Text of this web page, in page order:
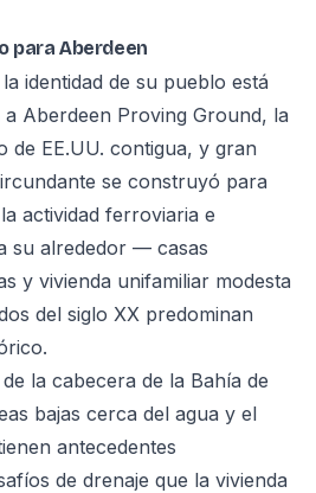
para Aberdeen
identidad de su pueblo está
a Aberdeen Proving Ground, la
de EE.UU. contigua, y gran
se construyó para
actividad ferroviaria e
su alrededor — casas
y vivienda unifamiliar modesta
del siglo XX predominan
la cabecera de la Bahía de
bajas cerca del agua y el
antecedentes
de drenaje que la vivienda